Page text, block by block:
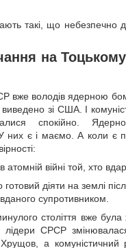
такі, що небезпечно
на Тоцькому
вже володів ядерною
зі США. І
спокійно.
них є і маємо. А коли є
атомній війні той, хто
готовий діяти на землі
супротивником.
століття вже була
лідери СРСР
Хрущов, а